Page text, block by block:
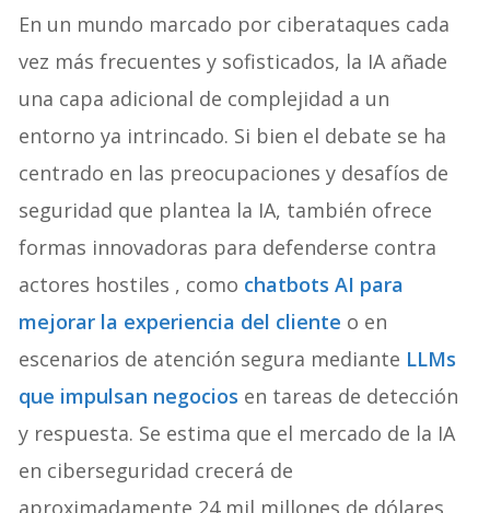
En un mundo marcado por ciberataques cada
vez más frecuentes y sofisticados, la IA añade
una capa adicional de complejidad a un
entorno ya intrincado. Si bien el debate se ha
centrado en las preocupaciones y desafíos de
seguridad que plantea la IA, también ofrece
formas innovadoras para defenderse contra
actores hostiles , como chatbots AI para
mejorar la experiencia del cliente o en
escenarios de atención segura mediante LLMs
que impulsan negocios en tareas de detección
y respuesta. Se estima que el mercado de la IA
en ciberseguridad crecerá de
aproximadamente 24 mil millones de dólares